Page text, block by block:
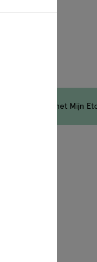
bestellen van dit
op Etos Merk met Mijn